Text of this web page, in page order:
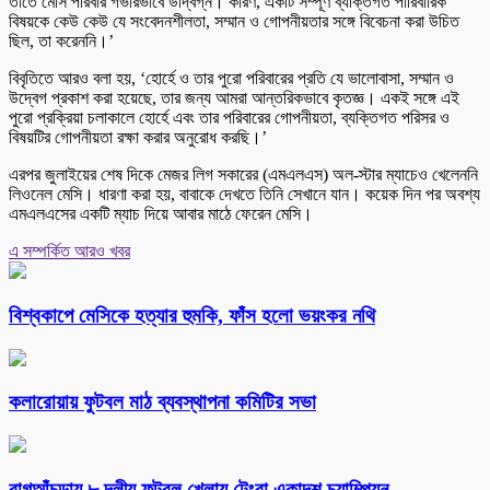
বিষয়কে কেউ কেউ যে সংবেদনশীলতা, সম্মান ও গোপনীয়তার সঙ্গে বিবেচনা করা উচিত
ছিল, তা করেননি।’
বিবৃতিতে আরও বলা হয়, ‘হোর্হে ও তার পুরো পরিবারের প্রতি যে ভালোবাসা, সম্মান ও
উদ্বেগ প্রকাশ করা হয়েছে, তার জন্য আমরা আন্তরিকভাবে কৃতজ্ঞ। একই সঙ্গে এই
পুরো প্রক্রিয়া চলাকালে হোর্হে এবং তার পরিবারের গোপনীয়তা, ব্যক্তিগত পরিসর ও
বিষয়টির গোপনীয়তা রক্ষা করার অনুরোধ করছি।’
এরপর জুলাইয়ের শেষ দিকে মেজর লিগ সকারের (এমএলএস) অল-স্টার ম্যাচেও খেলেননি
লিওনেল মেসি। ধারণা করা হয়, বাবাকে দেখতে তিনি সেখানে যান। কয়েক দিন পর অবশ্য
এমএলএসের একটি ম্যাচ দিয়ে আবার মাঠে ফেরেন মেসি।
এ সম্পর্কিত আরও খবর
বিশ্বকাপে মেসিকে হত্যার হুমকি, ফাঁস হলো ভয়ংকর নথি
কলারোয়ায় ফুটবল মাঠ ব্যবস্থাপনা কমিটির সভা